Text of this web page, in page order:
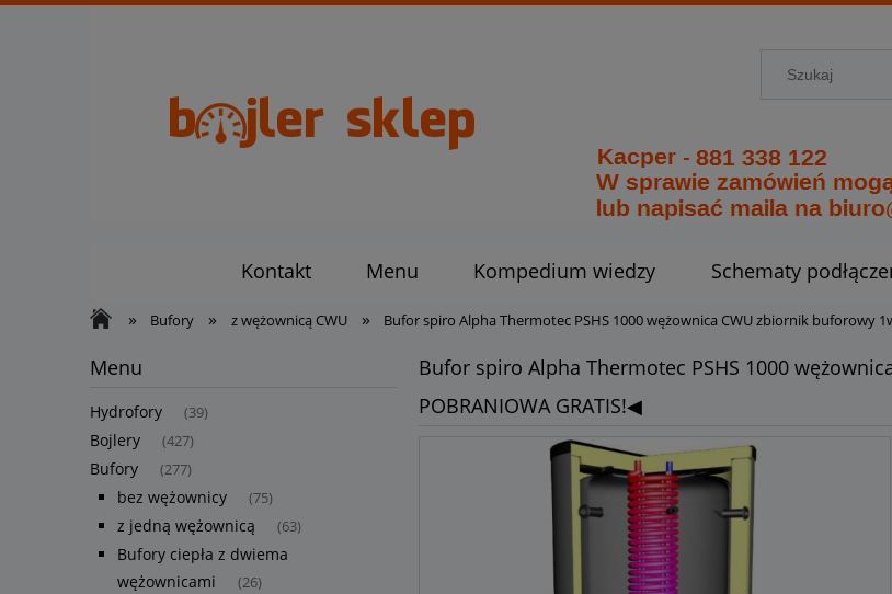
Kontakt Menu Kompedium wiedzy Schematy
» Bufory » z wężownicą CWU » Bufor spiro Alpha Thermotec PSHS 1000 wężownica CWU zbiornik buforowy
Menu
Hydrofory (39)
Bojlery (427)
Bufory (277)
bez wężownicy (75)
z jedną wężownicą (63)
Bufory ciepła z dwiema
wężownicami
(26)
Bufor spiro Alpha Thermotec PSHS 1000
POBRANIOWA GRATIS!◀